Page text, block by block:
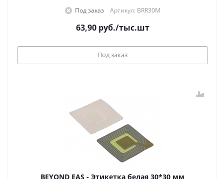
Под заказ Артикул: BRR30M
63,90руб./тыс.шт
Под заказ
BEYOND EAS - Этикетка белая 30*30 мм